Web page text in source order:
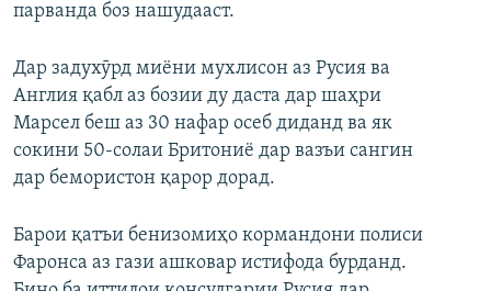
парванда боз нашудааст.
Дар задухӯрд миёни мухлисон аз Русия ва
Англия қабл аз бозии ду даста дар шаҳри
Марсел беш аз 30 нафар осеб диданд ва як
сокини 50-солаи Бритониё дар вазъи сангин
дар бемористон қарор дорад.
Барои қатъи бенизомиҳо кормандони полиси
Фаронса аз гази ашковар истифода бурданд.